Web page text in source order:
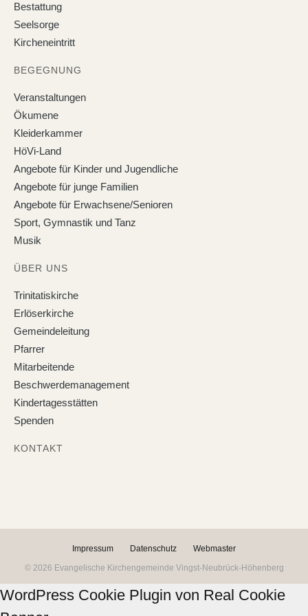
Bestattung
Seelsorge
Kircheneintritt
BEGEGNUNG
Veranstaltungen
Ökumene
Kleiderkammer
HöVi-Land
Angebote für Kinder und Jugendliche
Angebote für junge Familien
Angebote für Erwachsene/Senioren
Sport, Gymnastik und Tanz
Musik
ÜBER UNS
Trinitatiskirche
Erlöserkirche
Gemeindeleitung
Pfarrer
Mitarbeitende
Beschwerdemanagement
Kindertagesstätten
Spenden
KONTAKT
© 2026 Evangelische Kirchengemeinde Vingst-Neubrück-Höhenberg
Impressum Datenschutz Webmaster
WordPress Cookie Plugin von Real Cookie